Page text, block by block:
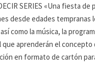
SERIES «Una fiesta
desde edades tempranas
como la música, la
aprenderán el concepto
en formato de cartón